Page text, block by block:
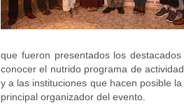
que fueron presentados los
conocer el nutrido programa de
y a las instituciones que hacen posible
principal organizador del evento.